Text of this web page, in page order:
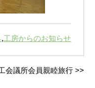
,工房からのお知らせ
会議所会員親睦旅行>>